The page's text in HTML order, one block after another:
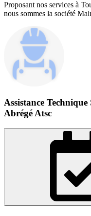
Proposant nos services à
nous sommes la société
Assistance
Abrégé Atsc